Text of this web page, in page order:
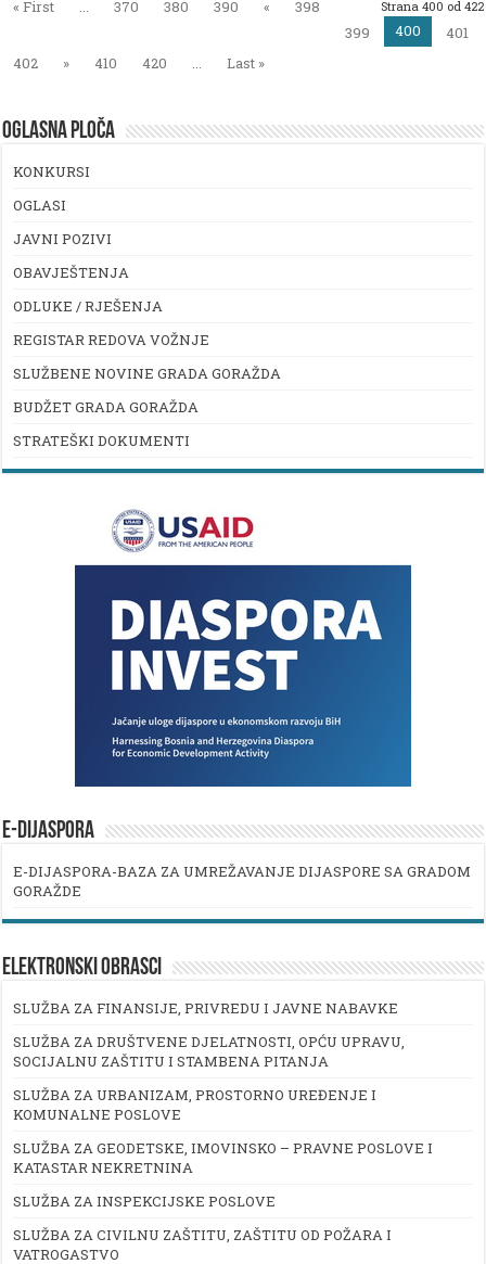
Strana 400 od 422
« First ... 370 380 390 «
398
399
400
401
402
» 410 420 ... Last »
OGLASNA PLOČA
KONKURSI
OGLASI
JAVNI POZIVI
OBAVJEŠTENJA
ODLUKE / RJEŠENJA
REGISTAR REDOVA VOŽNJE
SLUŽBENE NOVINE GRADA GORAŽDA
BUDŽET GRADA GORAŽDA
STRATEŠKI DOKUMENTI
E-DIJASPORA
E-DIJASPORA-BAZA ZA UMREŽAVANJE DIJASPORE SA GRADOM
GORAŽDE
ELEKTRONSKI OBRASCI
SLUŽBA ZA FINANSIJE, PRIVREDU I JAVNE NABAVKE
SLUŽBA ZA DRUŠTVENE DJELATNOSTI, OPĆU UPRAVU,
SOCIJALNU ZAŠTITU I STAMBENA PITANJA
SLUŽBA ZA URBANIZAM, PROSTORNO UREĐENJE I
KOMUNALNE POSLOVE
SLUŽBA ZA GEODETSKE, IMOVINSKO – PRAVNE POSLOVE I
KATASTAR NEKRETNINA
SLUŽBA ZA INSPEKCIJSKE POSLOVE
SLUŽBA ZA CIVILNU ZAŠTITU, ZAŠTITU OD POŽARA I
VATROGASTVO